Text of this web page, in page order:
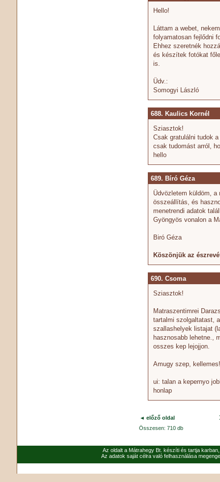
Hello!
Láttam a webet,
folyamatosan fejlődni
Ehhez szeretnék
és készítek fotókat
is.
Üdv.:
Somogyi László
688. Kaulics Kornél
Sziasztok!
Csak gratulálni tudok
csak tudomást arról,
hello
689. Bíró Géza
Üdvözletem küldöm,
összeállítás, és
menetrendi adatok
Gyöngyös vonalon a
Biró Géza
Köszönjük az
690. Csoma
Sziasztok!
Matraszentimrei
tartalmi szolgaltatast,
szallashelyek listajat
hasznosabb lehetne.,
osszes kep lejojjon.
Amugy szep,
ui: talan a kepernyo
honlap
◄ előző oldal
Összesen: 710 db
Az oldalt a Mátrahegy Bt. készíti és tartja
Az adatok saját célra való felhasználása